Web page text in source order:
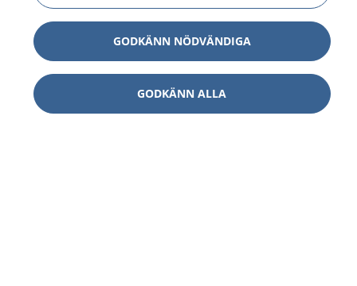
GODKÄNN NÖDVÄNDIGA
GODKÄNN ALLA